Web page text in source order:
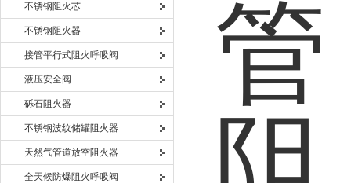
不锈钢阻火芯
不锈钢阻火器
接管平行式阻火呼吸阀
液压安全阀
砾石阻火器
不锈钢波纹储罐阻火器
天然气管道放空阻火器
全天候防爆阻火呼吸阀